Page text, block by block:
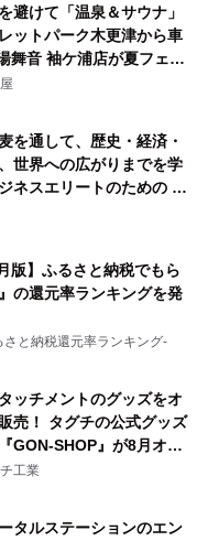
避けて「温泉＆サウナ」
ットパーク木更津から車
音 袖ケ浦店が夏フェア
供
を通して、歴史・経済・
世界への広がりまでを学
ネスエリートのための 教
麦』2026年8月25日
版】ふるさと納税でもら
の還元率ランキングを発
さと納税還元率ランキング-
ッチメントのグッズをオ
売！ タグチの公式グッズ
GON-SHOP』が8月オー
工業
タルステーションのエン